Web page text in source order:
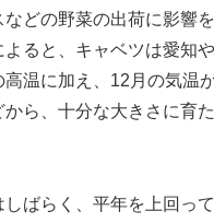
どの野菜の出荷に影響
ると、キャベツは愛知
高温に加え、12月の気温
ら、十分な大きさに育
しばらく、平年を上回っ